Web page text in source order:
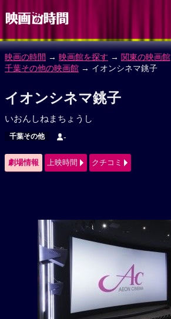
映画の時間 → 映画館を探す → 関東の映画館
千葉その他の映画館 → イオンシネマ銚子
イオンシネマ銚子
いおんしねまちょうし
千葉その他 -
劇場情報 上映時間 クチコミ